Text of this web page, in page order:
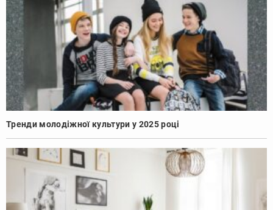
Тренди молодіжної культури у 2025 році